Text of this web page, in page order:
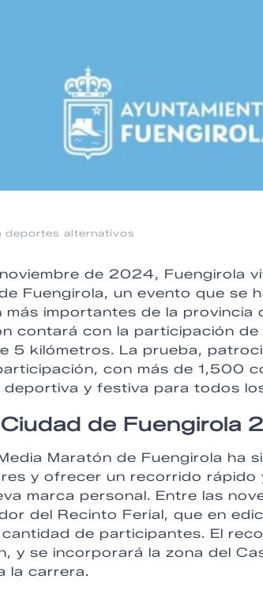
deportes alternativos
de 2024, Fuengirola
Fuengirola, un evento que se
más importantes de la provincia
contará con la participación
5 kilómetros. La prueba,
con más de 1,500
y festiva para todos
de Fuengirola
Maratón de Fuengirola ha
y ofrecer un recorrido rápido
marca personal. Entre las
del Recinto Ferial, que en
de participantes. El
y se incorporará la zona del
la carrera.